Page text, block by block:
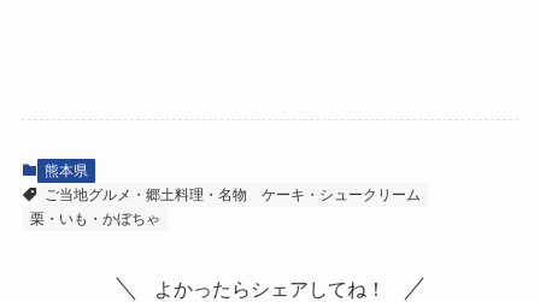
熊本県
ご当地グルメ・郷土料理・名物
ケーキ・シュークリーム
栗・いも・かぼちゃ
よかったらシェアしてね！